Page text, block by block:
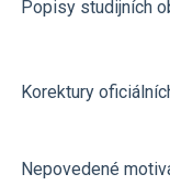
Popisy studijních
Korektury
Nepovedené